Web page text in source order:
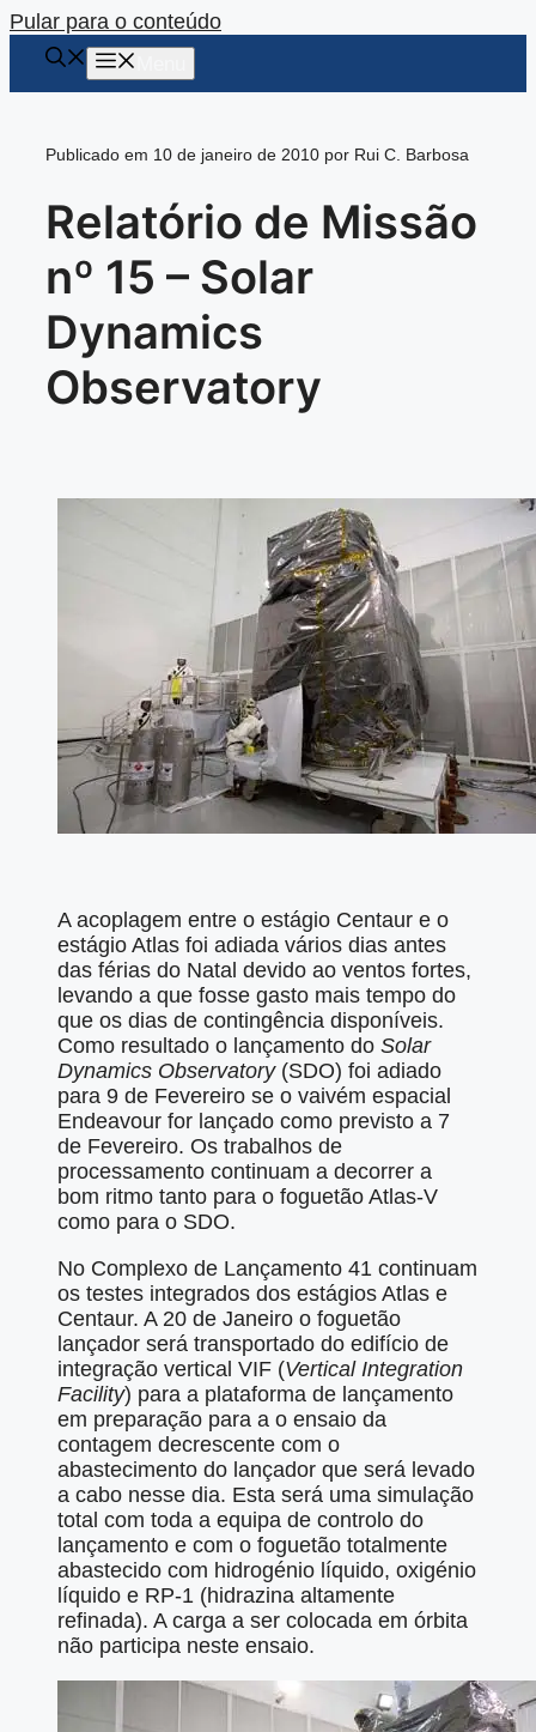
Pular para o conteúdo
Publicado em 10 de janeiro de 2010 por Rui C. Barbosa
Relatório de Missão
nº 15 – Solar
Dynamics
Observatory
A acoplagem entre o estágio Centaur e o
estágio Atlas foi adiada vários dias antes
das férias do Natal devido ao ventos fortes,
levando a que fosse gasto mais tempo do
que os dias de contingência disponíveis.
Como resultado o lançamento do Solar
Dynamics Observatory(SDO) foi adiado
para 9 de Fevereiro se o vaivém espacial
Endeavour for lançado como previsto a 7
de Fevereiro. Os trabalhos de
processamento continuam a decorrer a
bom ritmo tanto para o foguetão Atlas-V
como para o SDO.
No Complexo de Lançamento 41 continuam
os testes integrados dos estágios Atlas e
Centaur. A 20 de Janeiro o foguetão
lançador será transportado do edifício de
integração vertical VIF (Vertical Integration
Facility) para a plataforma de lançamento
em preparação para a o ensaio da
contagem decrescente com o
abastecimento do lançador que será levado
a cabo nesse dia. Esta será uma simulação
total com toda a equipa de controlo do
lançamento e com o foguetão totalmente
abastecido com hidrogénio líquido, oxigénio
líquido e RP-1 (hidrazina altamente
refinada). A carga a ser colocada em órbita
não participa neste ensaio.